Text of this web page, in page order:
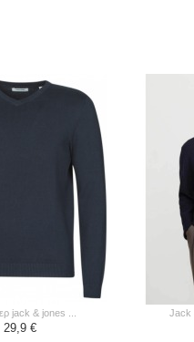
jack & jones ...
29,9 €
jack